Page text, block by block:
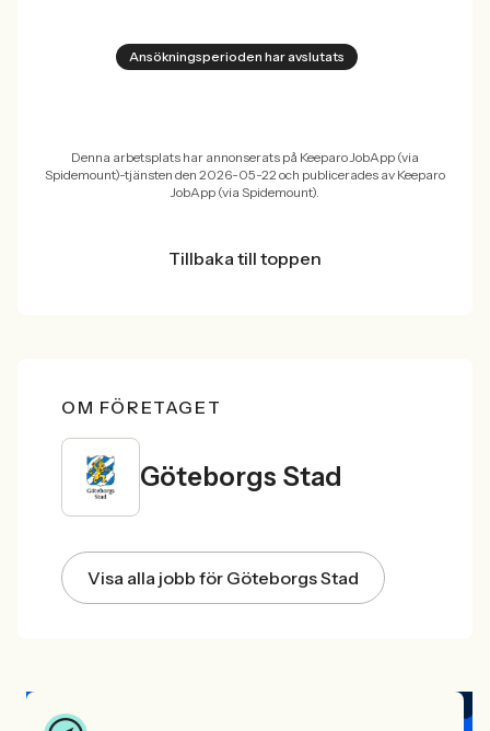
Ansökningsperioden har avslutats
Denna arbetsplats har annonserats på Keeparo JobApp (via
Spidemount)-tjänsten den 2026-05-22 och publicerades av Keeparo
JobApp (via Spidemount).
Tillbaka till toppen
OM FÖRETAGET
Göteborgs Stad
Visa alla jobb för Göteborgs Stad